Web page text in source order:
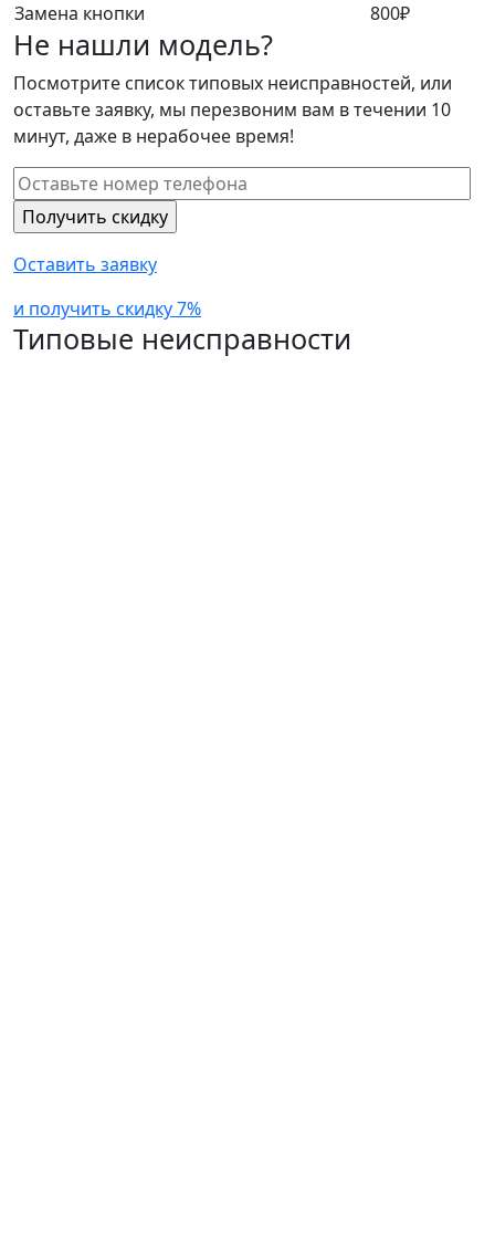
Замена кнопки 800₽
Не нашли модель?
Посмотрите список типовых неисправностей, или
оставьте заявку, мы перезвоним вам в течении 10
минут, даже в нерабочее время!
Оставить заявку
и получить скидку 7%
Типовые неисправности